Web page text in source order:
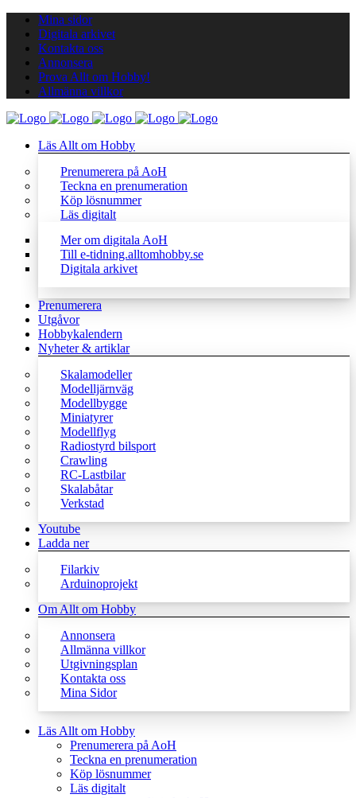
Mina sidor
Digitala arkivet
Kontakta oss
Annonsera
Prova Allt om Hobby!
Allmänna villkor
Läs Allt om Hobby
Prenumerera på AoH
Teckna en prenumeration
Köp lösnummer
Läs digitalt
Mer om digitala AoH
Till e-tidning.alltomhobby.se
Digitala arkivet
Prenumerera
Utgåvor
Hobbykalendern
Nyheter & artiklar
Skalamodeller
Modelljärnväg
Modellbygge
Miniatyrer
Modellflyg
Radiostyrd bilsport
Crawling
RC-Lastbilar
Skalabåtar
Verkstad
Youtube
Ladda ner
Filarkiv
Arduinoprojekt
Om Allt om Hobby
Annonsera
Allmänna villkor
Utgivningsplan
Kontakta oss
Mina Sidor
Läs Allt om Hobby
Prenumerera på AoH
Teckna en prenumeration
Köp lösnummer
Läs digitalt